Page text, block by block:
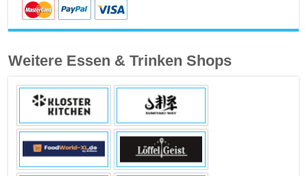
Weitere Essen & Trinken Shops